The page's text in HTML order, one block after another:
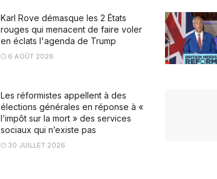
Karl Rove démasque les 2 États
rouges qui menacent de faire voler
en éclats l'agenda de Trump
6 AOÛT 2026
Les réformistes appellent à des
élections générales en réponse à «
l’impôt sur la mort » des services
sociaux qui n’existe pas
30 JUILLET 2026